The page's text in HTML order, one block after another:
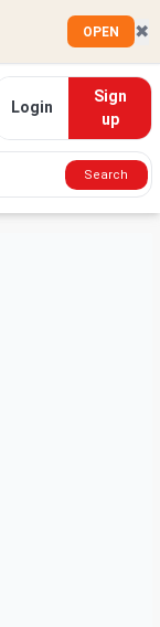
OPEN ✖
Login
Sign
up
Search